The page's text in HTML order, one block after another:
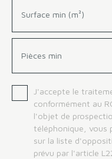
Surface min (m²)
Pièces min
J'accepte le
conformément au
l'objet de
téléphonique, vous
sur la liste
prévu par l'article